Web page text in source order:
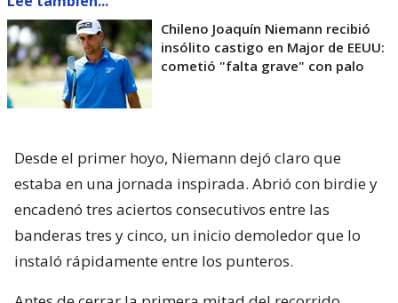
Chileno Joaquín Niemann recibió
insólito castigo en Major de EEUU:
cometió "falta grave" con palo
Desde el primer hoyo, Niemann dejó claro que
estaba en una jornada inspirada. Abrió con birdie y
encadenó tres aciertos consecutivos entre las
banderas tres y cinco, un inicio demoledor que lo
instaló rápidamente entre los punteros.